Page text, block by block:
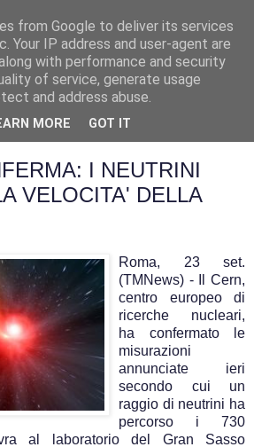
I NEUTRINI
VELOCITA' DELLA
Roma, 23 set.
(TMNews) - Il Cern,
centro europeo di
ricerche nucleari,
ha confermato le
misurazioni
annunciate ieri
secondo cui un
raggio di neutrini ha
percorso i 730
al laboratorio del Gran Sasso
from Google to deliver its services
Your IP address and user-agent are
with performance and security
of service, generate usage
and address abuse.
MORE GOT IT